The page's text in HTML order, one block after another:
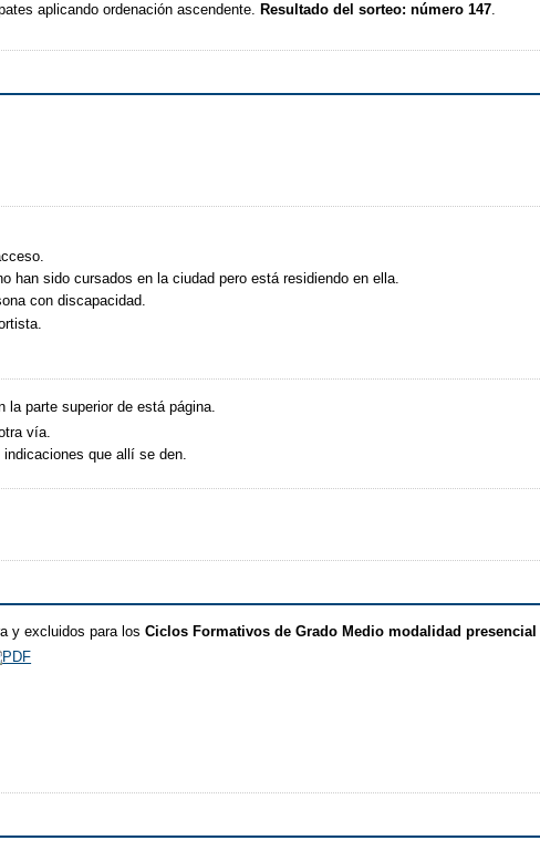
aplicando ordenación ascendente. Resultado del sorteo: número 147.
han sido cursados en la ciudad pero está residiendo en ella.
con discapacidad.
parte superior de está página.
vía.
que allí se den.
y excluidos para losCiclos Formativos de Grado Medio modalidad presencial